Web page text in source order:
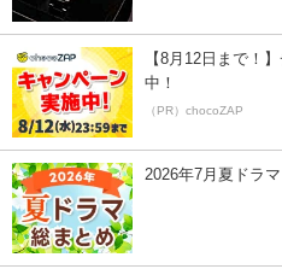
【8月12日まで！
中！
（PR）chocoZAP
2026年7月夏ドラ